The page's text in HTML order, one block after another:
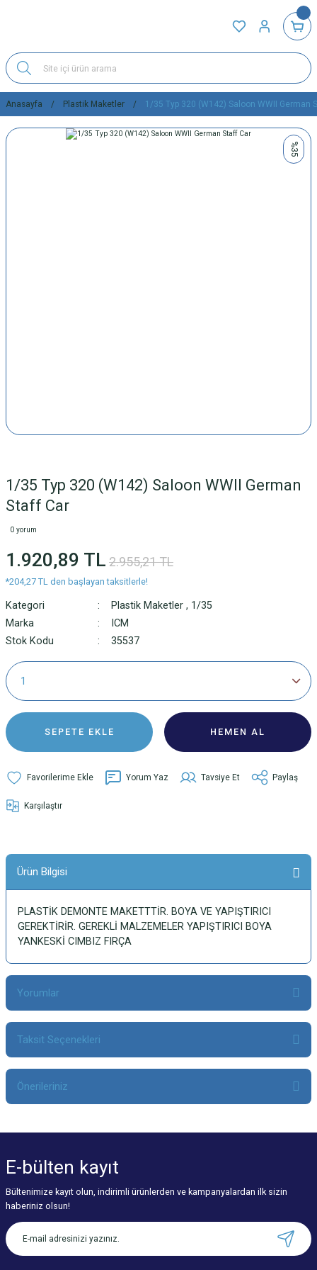
Anasayfa Plastik Maketler 1/35 Typ 320 (W142) Saloon WWII German
%35
1/35 Typ 320 (W142) Saloon WWII German
Staff Car
0 yorum
1.920,89 TL 2.955,21 TL
*204,27 TL den başlayan taksitlerle!
Kategori Plastik Maketler , 1/35
Marka
ICM
Stok Kodu
35537
SEPETE EKLE HEMEN AL
Yorum Yaz Tavsiye Et Paylaş
Karşılaştır
Ürün Bilgisi
PLASTİK DEMONTE MAKETTTİR. BOYA VE YAPIŞTIRICI
GEREKTİRİR. GEREKLİ MALZEMELER YAPIŞTIRICI BOYA
YANKESKİ CIMBIZ FIRÇA
Yorumlar
Bu ürüne ilk yorumu siz yapın!
Taksit Seçenekleri
Önerileriniz
Görüş ve önerileriniz için teşekkür ederiz.
Ürün resmi kalitesiz, bozuk veya görüntülenemiyor.
Ürün açıklamasında eksik bilgiler bulunuyor.
Ürün bilgilerinde hatalar bulunuyor.
E-bülten kayıt
Bültenimize kayıt olun, indirimli ürünlerden ve kampanyalardan ilk sizin
haberiniz olsun!